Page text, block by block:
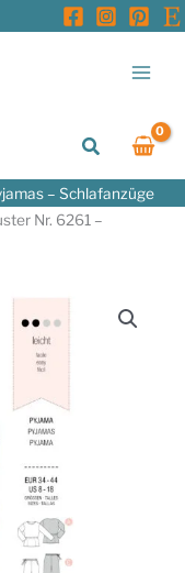
Suchen
– Schlafanzüge
Nr. 6261 –